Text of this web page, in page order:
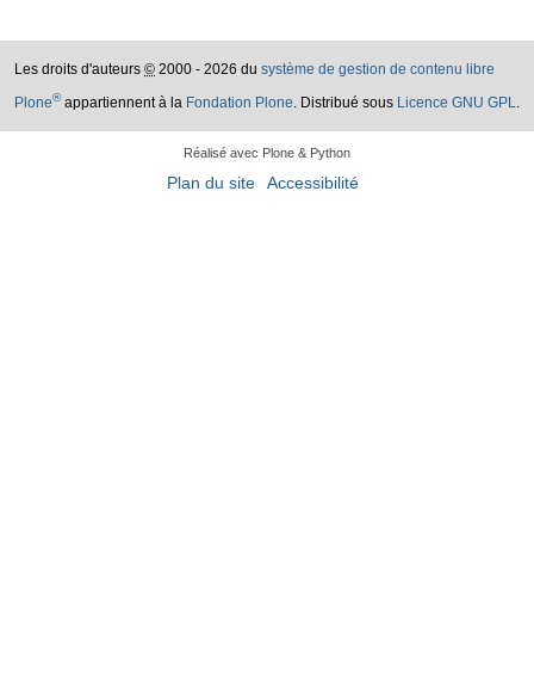
Les droits d'auteurs © 2000 - 2026 du système de gestion de contenu libre
Plone®appartiennent à la Fondation Plone. Distribué sous Licence GNU GPL.
Réalisé avec Plone & Python
Plan du site Accessibilité